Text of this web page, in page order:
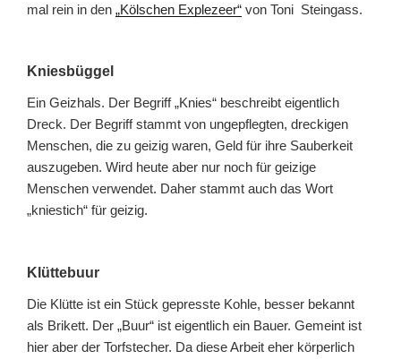
mal rein in den „Kölschen Explezeer“ von Toni Steingass.
Kniesbüggel
Ein Geizhals. Der Begriff „Knies“ beschreibt eigentlich
Dreck. Der Begriff stammt von ungepflegten, dreckigen
Menschen, die zu geizig waren, Geld für ihre Sauberkeit
auszugeben. Wird heute aber nur noch für geizige
Menschen verwendet. Daher stammt auch das Wort
„kniestich“ für geizig.
Klüttebuur
Die Klütte ist ein Stück gepresste Kohle, besser bekannt
als Brikett. Der „Buur“ ist eigentlich ein Bauer. Gemeint ist
hier aber der Torfstecher. Da diese Arbeit eher körperlich